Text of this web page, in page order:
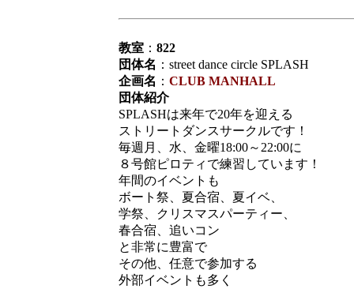
教室 ： 822
団体名 ：street dance circle SPLASH
企画名 ： CLUB MANHALL
団体紹介
SPLASHは来年で20年を迎える
ストリートダンスサークルです！
毎週月、水、金曜18:00～22:00に
８号館ピロティで練習しています！
年間のイベントも
ボート祭、夏合宿、夏イベ、
学祭、クリスマスパーティー、
春合宿、追いコン
と非常に豊富で
その他、任意で参加する
外部イベントも多く